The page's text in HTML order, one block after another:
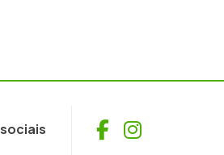
Facebook
Instagram